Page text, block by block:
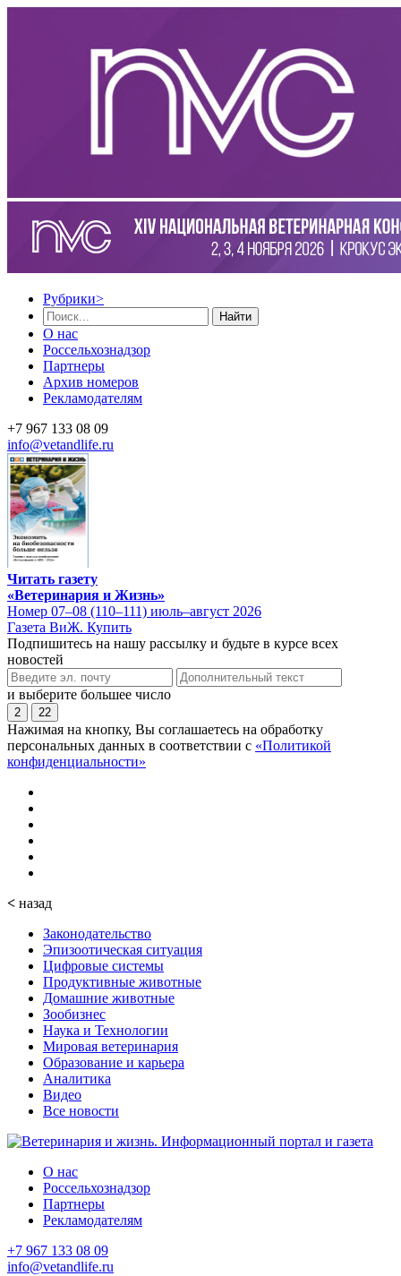
Рубрики>
Найти
О нас
Россельхознадзор
Партнеры
Архив номеров
Рекламодателям
+7 967 133 08 09
info@vetandlife.ru
Читать газету
«Ветеринария и Жизнь»
Номер 07–08 (110–111) июль–август 2026
Газета ВиЖ. Купить
Подпишитесь на нашу рассылку и будьте в курсе всех
новостей
и выберите большее число
2 22
Нажимая на кнопку, Вы соглашаетесь на обработку
персональных данных в соответствии с «Политикой
конфиденциальности»
< назад
Законодательство
Эпизоотическая ситуация
Цифровые системы
Продуктивные животные
Домашние животные
Зообизнес
Наука и Технологии
Мировая ветеринария
Образование и карьера
Аналитика
Видео
Все новости
О нас
Россельхознадзор
Партнеры
Рекламодателям
+7 967 133 08 09
info@vetandlife.ru